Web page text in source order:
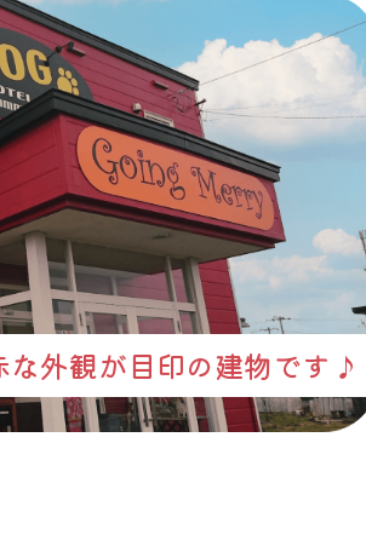
な外観が目印の建物です♪